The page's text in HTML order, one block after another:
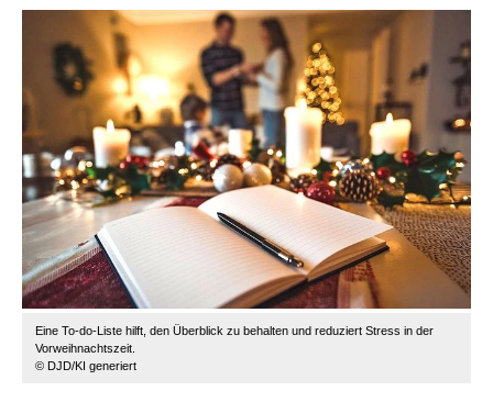
Eine To-do-Liste hilft, den Überblick zu behalten und reduziert Stress in der
Vorweihnachtszeit.
© DJD/KI generiert